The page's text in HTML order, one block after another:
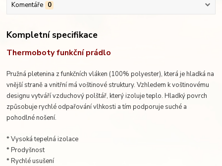
Komentáře 0
Kompletní specifikace
Thermoboty funkční prádlo
Pružná pletenina z funkčních vláken (100% polyester), která je hladká na
vnější straně a vnitřní má voštinové struktury. Vzhledem k voštinovému
designu vytváří vzduchový polštář, který izoluje teplo. Hladký povrch
způsobuje rychlé odpařování vlhkosti a tím podporuje suché a
pohodlné nošení.
* Vysoká tepelná izolace
* Prodyšnost
* Rychlé usušení